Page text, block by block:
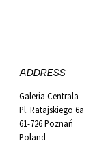
ADDRESS
Galeria Centrala
Pl. Ratajskiego 6a
61-726 Poznań
Poland